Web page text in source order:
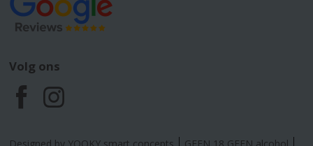
Volg ons
F
a
I
n